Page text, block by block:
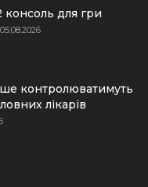
для гри
контролюватимуть
лікарів